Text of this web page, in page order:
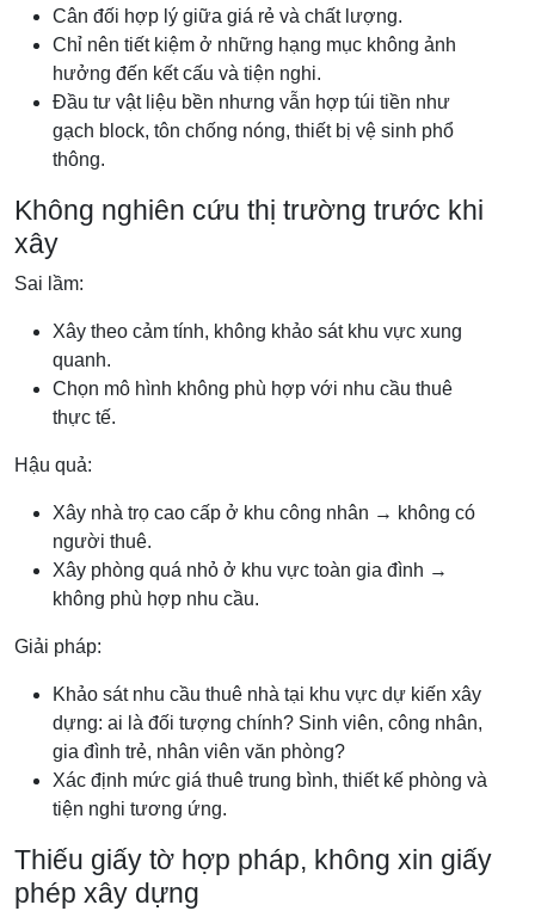
Cân đối hợp lý giữa giá rẻ và chất lượng.
Chỉ nên tiết kiệm ở những hạng mục không ảnh
hưởng đến kết cấu và tiện nghi.
Đầu tư vật liệu bền nhưng vẫn hợp túi tiền như
gạch block, tôn chống nóng, thiết bị vệ sinh phổ
thông.
Không nghiên cứu thị trường trước khi
xây
Sai lầm:
Xây theo cảm tính, không khảo sát khu vực xung
quanh.
Chọn mô hình không phù hợp với nhu cầu thuê
thực tế.
Hậu quả:
Xây nhà trọ cao cấp ở khu công nhân → không có
người thuê.
Xây phòng quá nhỏ ở khu vực toàn gia đình →
không phù hợp nhu cầu.
Giải pháp:
Khảo sát nhu cầu thuê nhà tại khu vực dự kiến xây
dựng: ai là đối tượng chính? Sinh viên, công nhân,
gia đình trẻ, nhân viên văn phòng?
Xác định mức giá thuê trung bình, thiết kế phòng và
tiện nghi tương ứng.
Thiếu giấy tờ hợp pháp, không xin giấy
phép xây dựng